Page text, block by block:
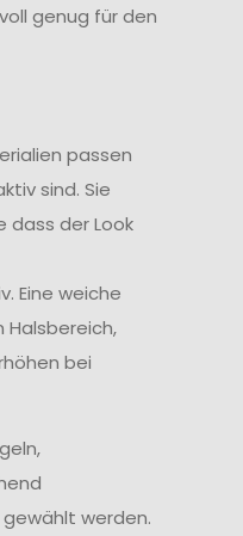
genug für den
passen
sind. Sie
dass der Look
Eine weiche
bei
werden.